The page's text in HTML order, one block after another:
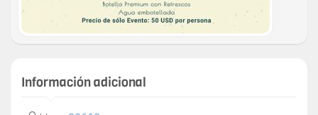
Información adicional